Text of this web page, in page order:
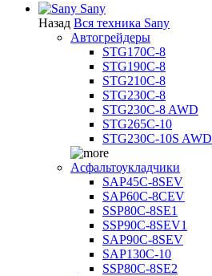
Sany
Назад Вся техника Sany
Автогрейдеры
STG170C-8
STG190C-8
STG210C-8
STG230C-8
STG230C-8 AWD
STG265C-10
STG230C-10S AWD
Асфальтоукладчики
SAP45С-8SEV
SAP60C-8CEV
SSP80C-8SE1
SSP90C-8SEV1
SAP90C-8SEV
SAP130C-10
SSP80C-8SE2